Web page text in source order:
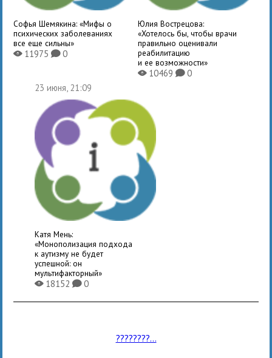
Софья Шемякина: «Мифы о
психических заболеваниях
все еще сильны»
X11975K0
Юлия Вострецова:
«Хотелось бы, чтобы врачи
правильно оценивали
реабилитацию
и ее возможности»
X10469 K0
23 июня, 21:09
Катя Мень:
«Монополизация подхода
к аутизму не будет
успешной: он
мультифакторный»
X18152K0
????????...